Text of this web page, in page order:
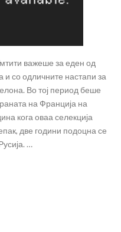
важеше за еден од
со одличните настапи за
Во тој период беше
на Франција на
кога оваа селекција
две години подоцна се
…